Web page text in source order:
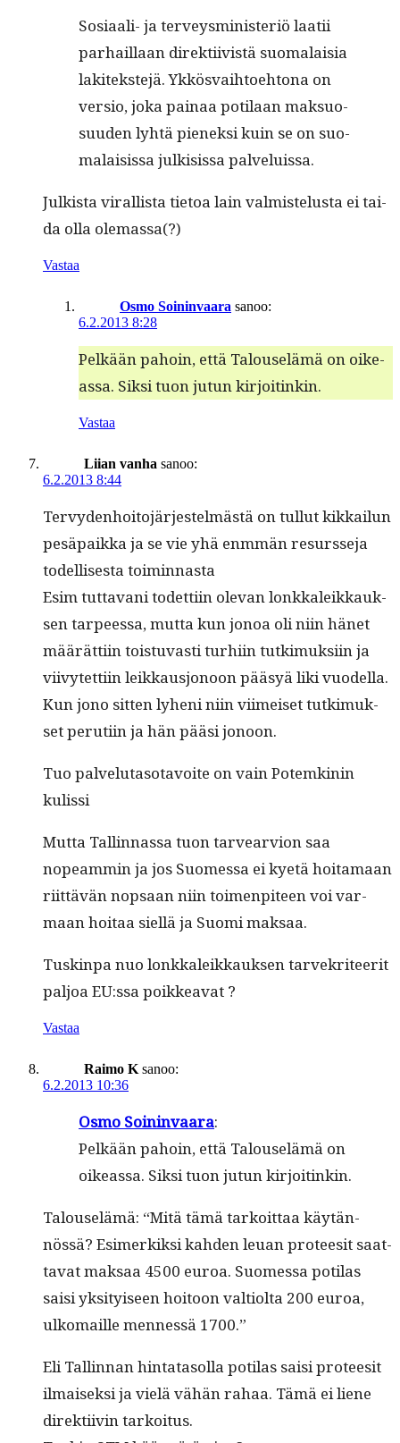
Sosi­aali- ja ter­veysmin­is­ter­iö laatii
parhail­laan direk­ti­ivistä suo­ma­laisia
lakitek­ste­jä. Ykkös­vai­h­toe­htona on
ver­sio, joka painaa poti­laan mak­su­o­
su­u­den lyhtä pienek­si kuin se on suo­
ma­lai­sis­sa julk­i­sis­sa palveluissa.
Julk­ista viral­lista tietoa lain valmis­telus­ta ei tai­
da olla olemassa(?)
Vastaa
Osmo Soininvaara sanoo:
6.2.2013 8:28
Pelkään pahoin, että Talouselämä on oike­
as­sa. Sik­si tuon jutun kirjoitinkin.
Vastaa
Liian vanha sanoo:
6.2.2013 8:44
Ter­vy­den­hoito­jär­jestelmästä on tul­lut kikkailun
pesä­paik­ka ja se vie yhä enm­män resursse­ja
todel­lis­es­ta toiminnasta
Esim tut­ta­vani todet­ti­in ole­van lonkkaleikkauk­
sen tarpeessa, mut­ta kun jonoa oli niin hänet
määrät­ti­in tois­tu­vasti turhi­in tutkimuk­si­in ja
viivytet­ti­in leikkausjonoon pääsyä liki vuodella.
Kun jono sit­ten lyheni niin viimeiset tutkimuk­
set peruti­in ja hän pääsi jonoon.
Tuo palve­lu­ta­so­tavoite on vain Potemkinin
kulissi
Mut­ta Tallinnas­sa tuon tarvearvion saa
nopeam­min ja jos Suomes­sa ei kyetä hoita­maan
riit­tävän nop­saan niin toimen­piteen voi var­
maan hoitaa siel­lä ja Suo­mi maksaa.
Tuskin­pa nuo lonkkaleikkauk­sen tarvekri­teer­it
paljoa EU:ssa poikkeavat ?
Vastaa
Raimo K sanoo:
6.2.2013 10:36
Osmo Soin­in­vaara:
Pelkään pahoin, että Talouselämä on
oike­as­sa. Sik­si tuon jutun kirjoitinkin.
Talouselämä: “Mitä tämä tarkoit­taa käytän­
nössä? Esimerkik­si kah­den leuan pro­teesit saat­
ta­vat mak­saa 4500 euroa. Suomes­sa poti­las
saisi yksi­tyiseen hoitoon val­ti­ol­ta 200 euroa,
ulko­maille men­nessä 1700.”
Eli Tallinnan hin­tata­sol­la poti­las saisi pro­teesit
ilmaisek­si ja vielä vähän rahaa. Tämä ei liene
direk­ti­ivin tarkoitus.